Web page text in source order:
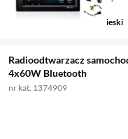
MP3, FLAC, WMA
niebieski
Radioodtwarzacz
4x60W Bluetooth
nr kat. 1374909